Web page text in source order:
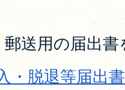
郵送用の届出
・脱退等届出